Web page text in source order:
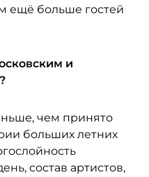
ещё больше гостей
и
чем принято
больших летних
состав артистов,